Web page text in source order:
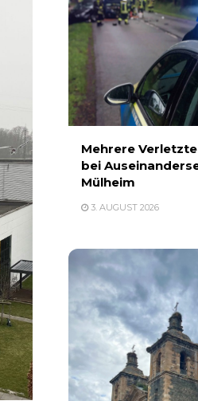
Mehrere
bei
Mülheim
3. AUGUST 2026